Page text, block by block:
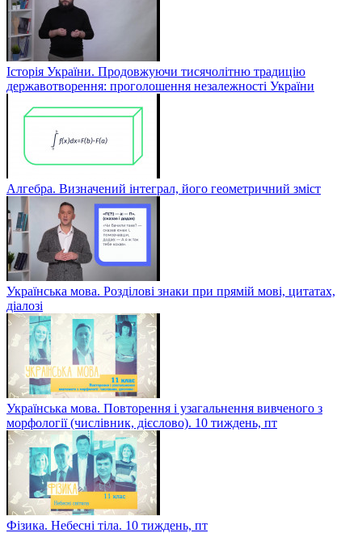
Історія України. Продовжуючи тисячолітню традицію
державотворення: проголошення незалежності України
Алгебра. Визначений інтеграл, його геометричний зміст
Українська мова. Розділові знаки при прямій мові, цитатах,
діалозі
Українська мова. Повторення і узагальнення вивченого з
морфології (числівник, дієслово). 10 тиждень, пт
Фізика. Небесні тіла. 10 тиждень, пт